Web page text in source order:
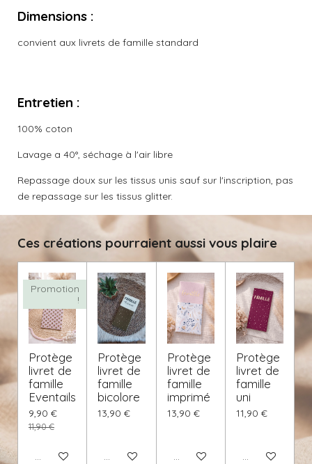
Dimensions :
convient aux livrets de famille standard
Entretien :
100% coton
Lavage a 40°, séchage à l'air libre
Repassage doux sur les tissus unis sauf sur l'inscription, pas
de repassage sur les tissus glitter.
Ces créations pourraient aussi vous plaire
Promotion
!
Protège
livret de
famille
Eventails
9,90 €
11,90 €
Ajouter au panier
Protège
livret de
famille
bicolore
13,90 €
Voir les détails
Protège
livret de
famille
imprimé
13,90 €
Voir les détails
Protège
livret de
famille
uni
11,90 €
Voir les détails